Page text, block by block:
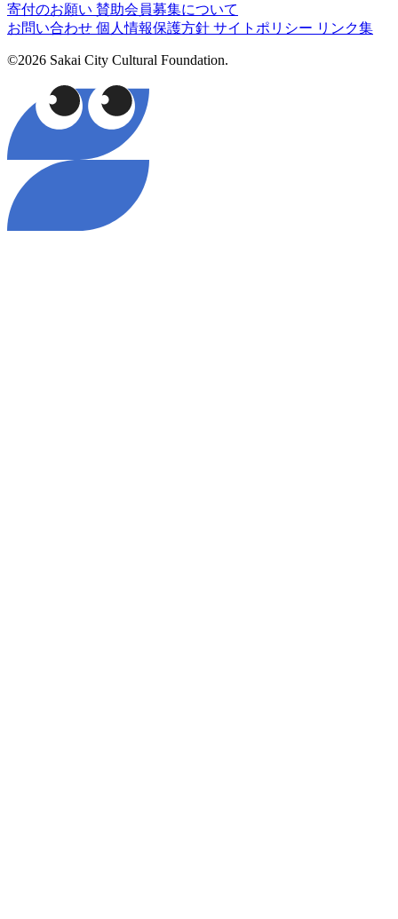
寄付のお願い 賛助会員募集について
お問い合わせ 個人情報保護方針 サイトポリシー リンク集
©2026 Sakai City Cultural Foundation.